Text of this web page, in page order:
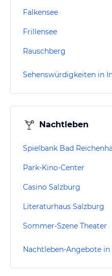
Falkensee
Frillensee
Rauschberg
Sehenswürdigkeiten in
Nachtleben
Spielbank Bad
Park-Kino-Center
Casino Salzburg
Literaturhaus Salzburg
Sommer-Szene Theater
Nachtleben-Angebote in